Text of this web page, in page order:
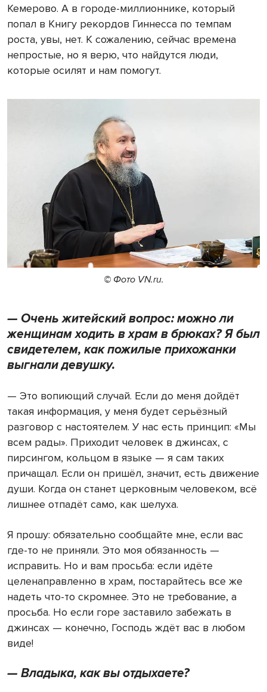
Кемерово. А в городе-миллионнике, который
попал в Книгу рекордов Гиннесса по темпам
роста, увы, нет. К сожалению, сейчас времена
непростые, но я верю, что найдутся люди,
которые осилят и нам помогут.
© Фото VN.ru.
— Очень житейский вопрос: можно ли
женщинам ходить в храм в брюках? Я был
свидетелем, как пожилые прихожанки
выгнали девушку.
— Это вопиющий случай. Если до меня дойдёт
такая информация, у меня будет серьёзный
разговор с настоятелем. У нас есть принцип: «Мы
всем рады». Приходит человек в джинсах, с
пирсингом, кольцом в языке — я сам таких
причащал. Если он пришёл, значит, есть движение
души. Когда он станет церковным человеком, всё
лишнее отпадёт само, как шелуха.
Я прошу: обязательно сообщайте мне, если вас
где-то не приняли. Это моя обязанность —
исправить. Но и вам просьба: если идёте
целенаправленно в храм, постарайтесь все же
надеть что-то скромнее. Это не требование, а
просьба. Но если горе заставило забежать в
джинсах — конечно, Господь ждёт вас в любом
виде!
— Владыка, как вы отдыхаете?